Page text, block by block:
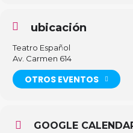
ubicación
Teatro Español
Av. Carmen 614
OTROS EVENTOS
GOOGLE